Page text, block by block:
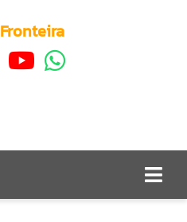
Fronteira